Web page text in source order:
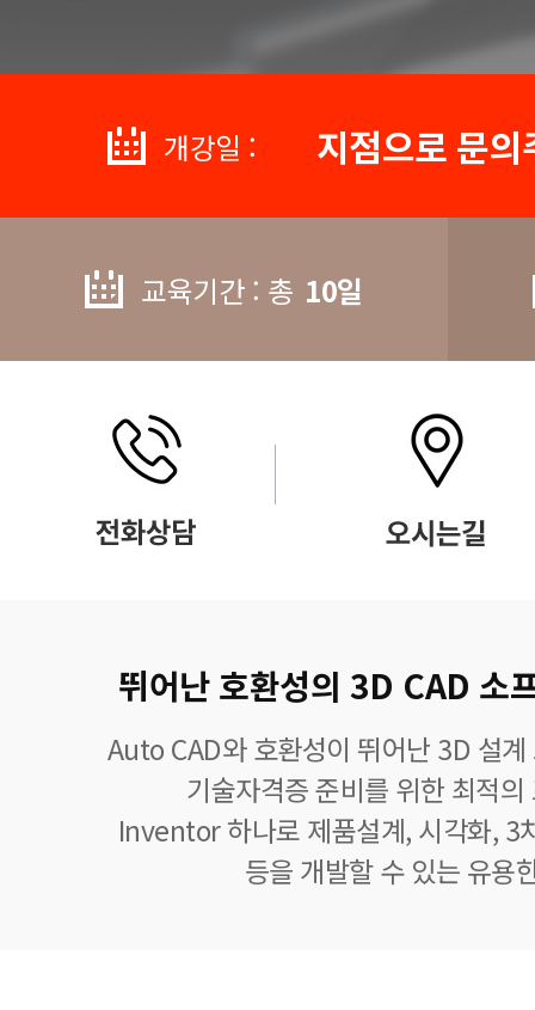
개강일 : 지점으로 문
교육기간 : 총 10일
뛰어난 호환성의 3D CAD
Auto CAD와 호환성이 뛰어난 3D 설
기술자격증 준비를 위한 최적
Inventor 하나로 제품설계, 시각화, 3
등을 개발할 수 있는 유용